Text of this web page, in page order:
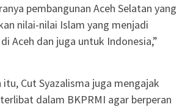
pembangunan Aceh Selatan yang
nilai-nilai Islam yang menjadi
Aceh dan juga untuk Indonesia,”
Cut Syazalisma juga mengajak
dalam BKPRMI agar berperan